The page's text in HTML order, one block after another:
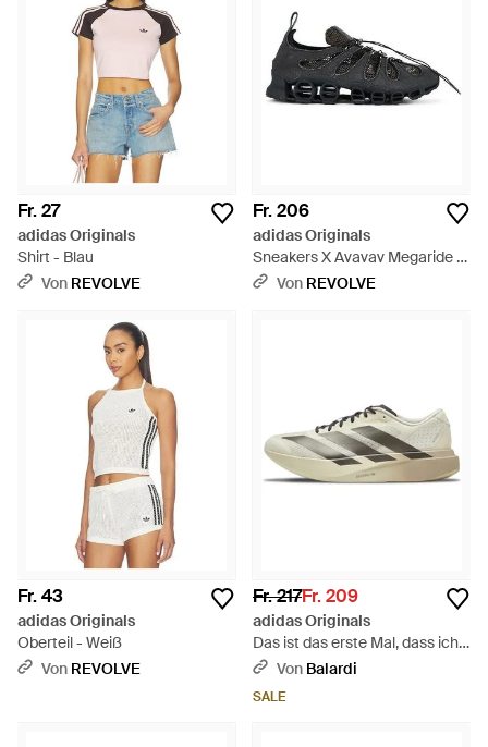
Fr. 27
adidas Originals
Shirt - Blau
Von REVOLVE
Fr. 206
adidas Originals
Sneakers X Avavav Megaride -
Schwarz
Von REVOLVE
Fr. 43
adidas Originals
Oberteil - Weiß
Von REVOLVE
Fr. 217Fr. 209
adidas Originals
Das ist das erste Mal, dass ich
dich gesehen habe. - Schwarz
Von Balardi
SALE